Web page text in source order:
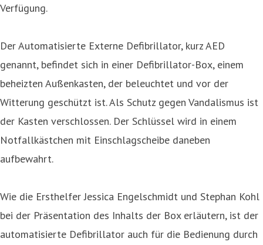
Verfügung.
Der Automatisierte Externe Defibrillator, kurz AED
genannt, befindet sich in einer Defibrillator-Box, einem
beheizten Außenkasten, der beleuchtet und vor der
Witterung geschützt ist. Als Schutz gegen Vandalismus ist
der Kasten verschlossen. Der Schlüssel wird in einem
Notfallkästchen mit Einschlagscheibe daneben
aufbewahrt.
Wie die Ersthelfer Jessica Engelschmidt und Stephan Kohl
bei der Präsentation des Inhalts der Box erläutern, ist der
automatisierte Defibrillator auch für die Bedienung durch